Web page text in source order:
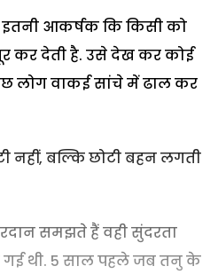
आकर्षक कि किसी को
कर देती है. उसे देख कर कोई
लोग वाकई सांचे में ढाल कर
नहीं, बल्कि छोटी बहन लगती
समझते हैं वही सुंदरता
गई थी. 5 साल पहले जब तनु के